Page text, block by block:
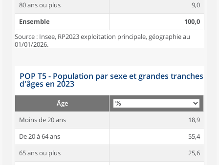
80 ans ou plus
9,0
Ensemble
100,0
Source : Insee, RP2023 exploitation principale, géographie au
01/01/2026.
POP T5 - Population par sexe et grandes tranches
d'âges en 2023
Âge
Moins de 20 ans
18,9
De 20 à 64 ans
55,4
65 ans ou plus
25,6